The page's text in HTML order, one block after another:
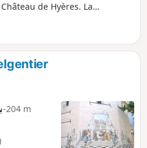
de Hyères. La
de l'époque. Auparavant,
la Chapelle Notre-
rénovée.
-204 m